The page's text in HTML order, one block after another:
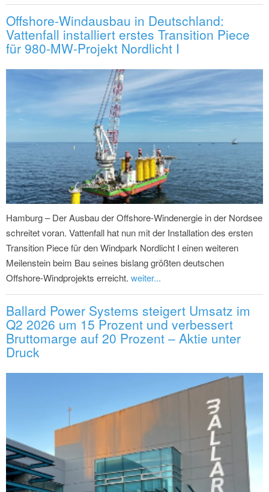
Offshore-Windausbau in Deutschland:
Vattenfall installiert erstes Transition Piece
für 980-MW-Projekt Nordlicht I
Hamburg – Der Ausbau der Offshore-Windenergie in der Nordsee
schreitet voran. Vattenfall hat nun mit der Installation des ersten
Transition Piece für den Windpark Nordlicht I einen weiteren
Meilenstein beim Bau seines bislang größten deutschen
Offshore-Windprojekts erreicht. weiter...
Ballard Power Systems steigert Umsatz im
Q2 2026 um 15 Prozent und verbessert
Bruttomarge auf 20 Prozent – Aktie unter
Druck